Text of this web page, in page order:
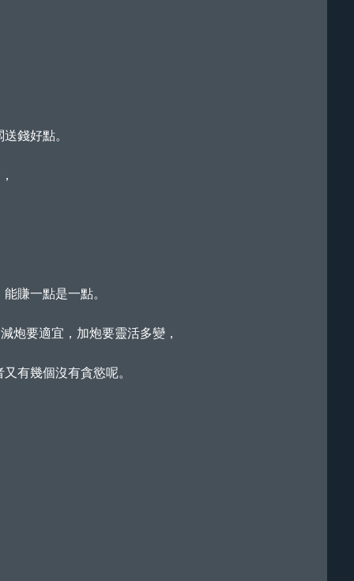
錢好點。
賺一點是一點。
炮要適宜，加炮要靈活多變，
有幾個沒有貪慾呢。